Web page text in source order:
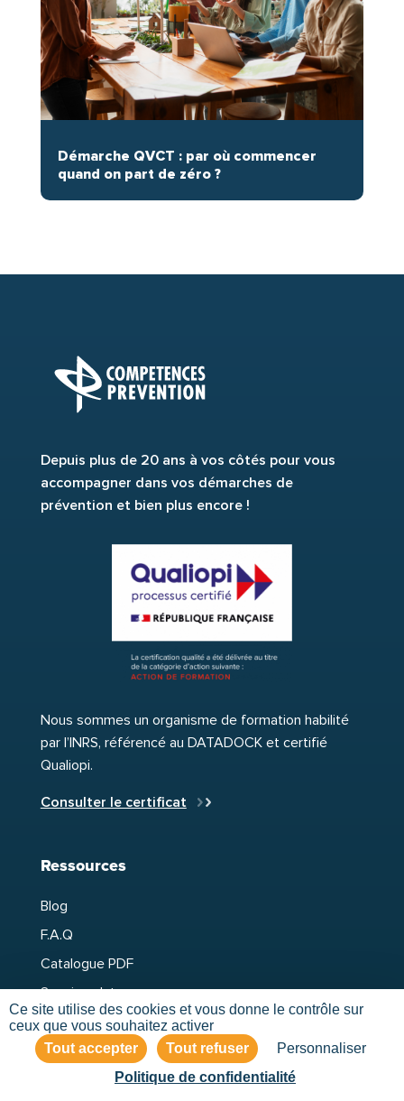
Démarche QVCT : par où commencer
quand on part de zéro ?
Depuis plus de 20 ans à vos côtés pour vous
accompagner dans vos démarches de
prévention et bien plus encore !
Nous sommes un organisme de formation habilité
par l’INRS, référencé au DATADOCK et certifié
Qualiopi.
Consulter le certificat
Ressources
Blog
F.A.Q
Catalogue PDF
Sessions Inter
Plateforme formateur
Liens utiles
Ce site utilise des cookies et vous donne le contrôle sur
ceux que vous souhaitez activer
Tout accepter
Tout refuser
Personnaliser
Politique de confidentialité